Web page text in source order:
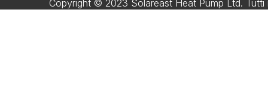
Copyright © 2023 Solareast Heat Pump Ltd. Tutti